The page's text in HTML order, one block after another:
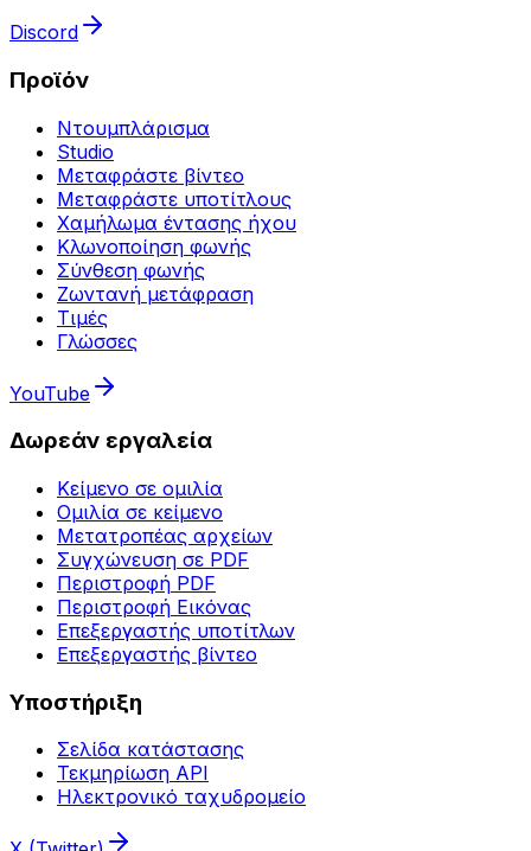
Discord
Προϊόν
Ντουμπλάρισμα
Studio
Μεταφράστε βίντεο
Μεταφράστε υποτίτλους
Χαμήλωμα έντασης ήχου
Κλωνοποίηση φωνής
Σύνθεση φωνής
Ζωντανή μετάφραση
Τιμές
Γλώσσες
YouTube
Δωρεάν εργαλεία
Κείμενο σε ομιλία
Ομιλία σε κείμενο
Μετατροπέας αρχείων
Συγχώνευση σε PDF
Περιστροφή PDF
Περιστροφή Εικόνας
Επεξεργαστής υποτίτλων
Επεξεργαστής βίντεο
Υποστήριξη
Σελίδα κατάστασης
Τεκμηρίωση API
Ηλεκτρονικό ταχυδρομείο